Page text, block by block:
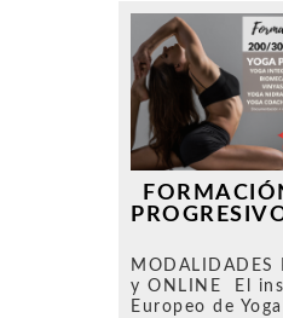
MODALIDADES
y ONLINE El
Europeo de